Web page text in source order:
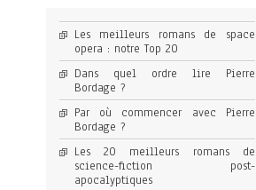
Les meilleurs romans de space
opera : notre Top 20
Dans quel ordre lire Pierre
Bordage ?
Par où commencer avec Pierre
Bordage ?
Les 20 meilleurs romans de
science-fiction post-
apocalyptiques